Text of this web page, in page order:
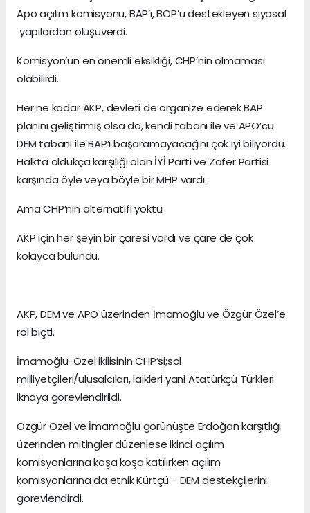
Apo açılım komisyonu, BAP’ı, BOP’u destekleyen siyasal
yapılardan oluşuverdi.
Komisyon’un en önemli eksikliği, CHP’nin olmaması
olabilirdi.
Her ne kadar AKP, devleti de organize ederek BAP
planını geliştirmiş olsa da, kendi tabanı ile ve APO’cu
DEM tabanı ile BAP’ı başaramayacağını çok iyi biliyordu.
Halkta oldukça karşılığı olan İYİ Parti ve Zafer Partisi
karşında öyle veya böyle bir MHP vardı.
Ama CHP’nin alternatifi yoktu.
AKP için her şeyin bir çaresi vardı ve çare de çok
kolayca bulundu.
AKP, DEM ve APO üzerinden İmamoğlu ve Özgür Özel’e
rol biçti.
İmamoğlu-Özel ikilisinin CHP’si;sol
milliyetçileri/ulusalcıları, laikleri yani Atatürkçü Türkleri
iknaya görevlendirildi.
Özgür Özel ve İmamoğlu görünüşte Erdoğan karşıtlığı
üzerinden mitingler düzenlese ikinci açılım
komisyonlarına koşa koşa katılırken açılım
komisyonlarına da etnik Kürtçü - DEM destekçilerini
görevlendirdi.